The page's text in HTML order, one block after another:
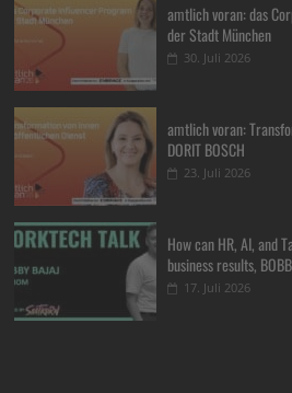
amtlich voran: das
der Stadt München
30. Juli 2026
amtlich voran:
DORIT BOSCH
23. Juli 2026
How can HR, AI, and
business results,
17. Juli 2026